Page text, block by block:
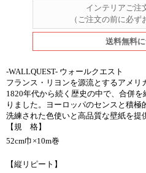
インテリアご注
（ご注文の前に必ず
送料無料
-WALLQUEST- ウォールクエスト
フランス・リヨンを源流とするアメリ
1820年代から続く歴史の中で、合併
りました。ヨーロッパのセンスと積極
洗練された色使いと高品質な壁紙を提
【規 格】
52cm巾×10m巻
【縦リピート】